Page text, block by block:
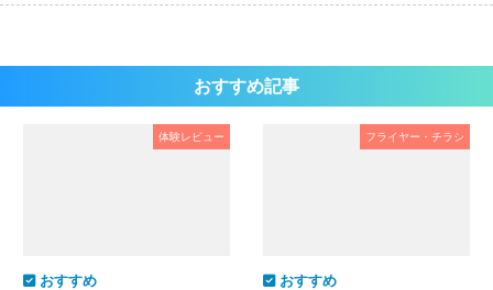
おすすめ記事
体験レビュー
おすすめ
フライヤー・チラシ
おすすめ